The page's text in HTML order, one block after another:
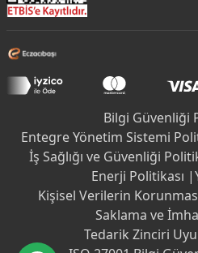
Bilgi Güvenliği
Entegre Yönetim Sistemi
İş Sağlığı ve Güvenliği
Enerji Politikası |
Kişisel Verilerin
Saklama ve
Tedarik Zinciri